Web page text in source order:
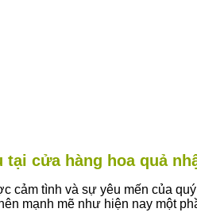
cửa hàng hoa quả
cảm tình và sự yêu mến của
mạnh mẽ như hiện nay một